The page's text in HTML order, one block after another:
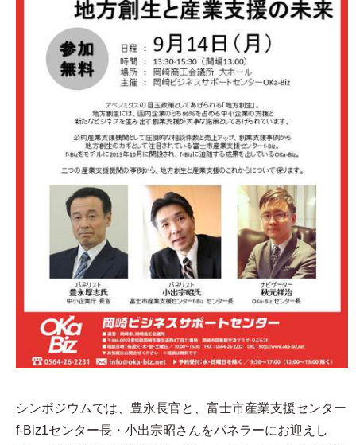
シンポジウムでは、豊永長官と、富士市産業支援センター
f-Biz1センター長・小出宗昭さんをパネラーにお迎えし